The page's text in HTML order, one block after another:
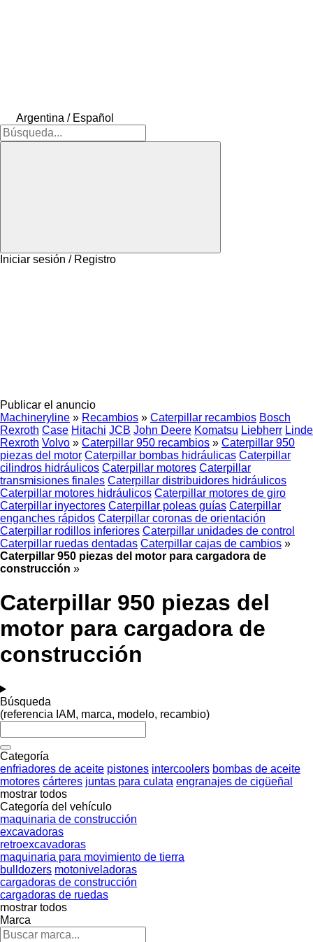
Argentina / Español
Iniciar sesión / Registro
Publicar el anuncio
Machineryline » Recambios » Caterpillar recambios Bosch
Rexroth Case Hitachi JCB John Deere Komatsu Liebherr Linde
Rexroth Volvo » Caterpillar 950 recambios » Caterpillar 950
piezas del motor Caterpillar bombas hidráulicas Caterpillar
cilindros hidráulicos Caterpillar motores Caterpillar
transmisiones finales Caterpillar distribuidores hidráulicos
Caterpillar motores hidráulicos Caterpillar motores de giro
Caterpillar inyectores Caterpillar poleas guías Caterpillar
enganches rápidos Caterpillar coronas de orientación
Caterpillar rodillos inferiores Caterpillar unidades de control
Caterpillar ruedas dentadas Caterpillar cajas de cambios »
Caterpillar 950 piezas del motor para cargadora de
construcción »
Caterpillar 950 piezas del
motor para cargadora de
construcción
Búsqueda
(referencia IAM, marca, modelo, recambio)
Categoría
enfriadores de aceite pistones intercoolers bombas de aceite
motores cárteres juntas para culata engranajes de cigüeñal
mostrar todos
Categoría del vehículo
maquinaria de construcción
excavadoras
retroexcavadoras
maquinaria para movimiento de tierra
bulldozers motoniveladoras
cargadoras de construcción
cargadoras de ruedas
mostrar todos
Marca